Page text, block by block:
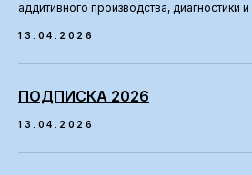
аддитивного производства, диагностики
13.04.2026
ПОДПИСКА 2026
13.04.2026